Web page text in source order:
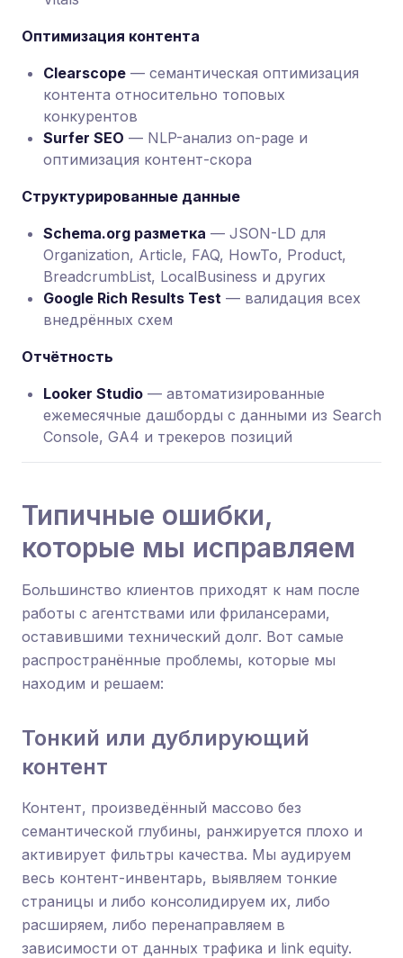
Оптимизация контента
Clearscope — семантическая оптимизация
контента относительно топовых
конкурентов
Surfer SEO — NLP-анализ on-page и
оптимизация контент-скора
Структурированные данные
Schema.org разметка — JSON-LD для
Organization, Article, FAQ, HowTo, Product,
BreadcrumbList, LocalBusiness и других
Google Rich Results Test — валидация всех
внедрённых схем
Отчётность
Looker Studio — автоматизированные
ежемесячные дашборды с данными из Search
Console, GA4 и трекеров позиций
Типичные ошибки,
которые мы исправляем
Большинство клиентов приходят к нам после
работы с агентствами или фрилансерами,
оставившими технический долг. Вот самые
распространённые проблемы, которые мы
находим и решаем:
Тонкий или дублирующий
контент
Контент, произведённый массово без
семантической глубины, ранжируется плохо и
активирует фильтры качества. Мы аудируем
весь контент-инвентарь, выявляем тонкие
страницы и либо консолидируем их, либо
расширяем, либо перенаправляем в
зависимости от данных трафика и link equity.